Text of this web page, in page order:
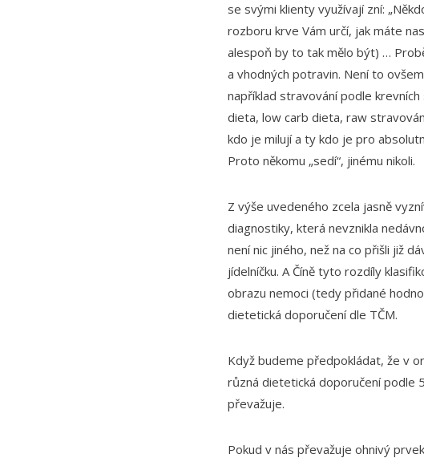
se svými klienty využívají zní:
rozboru krve Vám určí, jak máte
alespoň by to tak mělo být) …
a vhodných potravin. Není to
například stravování podle
dieta, low carb dieta, raw
kdo je milují a ty kdo je pro
Proto někomu „sedí“, jinému nikoli.
Z výše uvedeného zcela jasně
diagnostiky, která nevznikla
není nic jiného, než na co přišli již
jídelníčku. A Číně tyto rozdíly
obrazu nemoci (tedy přidané
dietetická doporučení dle TČM.
Když budeme předpokládat, že v
různá dietetická doporučení podle
převažuje.
Pokud v nás převažuje ohnivý